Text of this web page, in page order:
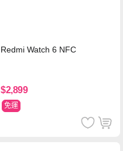
Redmi Watch 6 NFC
$2,899
免運